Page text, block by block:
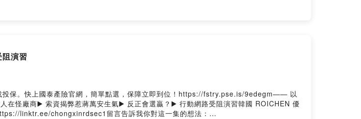
我們：https://chongxinrdsec1.oen.tw工商合作來信接洽：wetofriends@gmail.com-
演習
投保。快上國泰產險官網，簡單點選，保障立即到位！https://fstry.pse.is/9edegm—— 以
怪廠商▶️ 索資揭弊惹蔣萬安生氣▶️ 反正會選贏？▶️ 行動網路受阻演習韓國 ROICHEN 優
linktr.ee/chongxinrdsec1留言告訴我你對這一集的想法：